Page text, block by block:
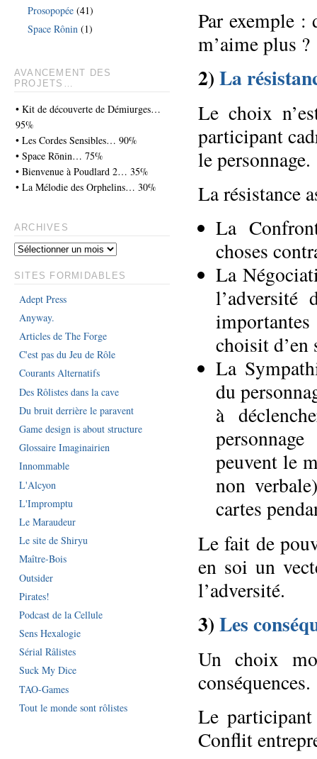
Par exemple :
m’aime plus ?
2) La
Le choix
participant
le personnage.
La résistance
La
choses
La
l’adversité
choisit d’en
La
du
à
peuvent le
non
cartes
Le fait de
en soi un
l’adversité.
3) Les
Un choix
conséquences.
Le
Conflit
Prosopopée (41)
Space Rônin (1)
AVANCEMENT DES
PROJETS…
• Kit de découverte de Démiurges…
95%
• Les Cordes Sensibles… 90%
• Space Rōnin… 75%
• Bienvenue à Poudlard 2… 35%
• La Mélodie des Orphelins… 30%
ARCHIVES
SITES FORMIDABLES
Adept Press
Anyway.
Articles de The Forge
C'est pas du Jeu de Rôle
Courants Alternatifs
Des Rôlistes dans la cave
Du bruit derrière le paravent
Game design is about structure
Glossaire Imaginairien
Innommable
L'Alcyon
L'Impromptu
Le Maraudeur
Le site de Shiryu
Maître-Bois
Outsider
Pirates!
Podcast de la Cellule
Sens Hexalogie
Sérial Râlistes
Suck My Dice
TAO-Games
Tout le monde sont rôlistes